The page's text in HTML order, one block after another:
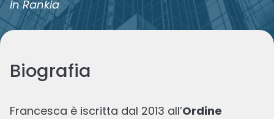
in Rankia
Biografia
Francesca è iscritta dal 2013 all’Ordine